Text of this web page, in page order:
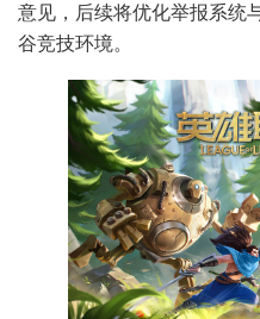
意见，后续将优化举报系统
谷竞技环境。